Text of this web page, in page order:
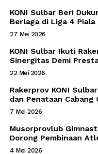
KONI Sulbar Beri
Berlaga di Liga 4 Piala
27 Mei 2026
KONI Sulbar Ikuti
Sinergitas Demi
22 Mei 2026
Rakerprov KONI
dan Penataan Cabang
7 Mei 2026
Musorprovlub
Dorong Pembinaan
4 Mei 2026